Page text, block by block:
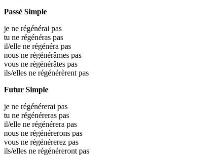
Passé Simple
je ne régénérai pas
tu ne régénéras pas
il/elle ne régénéra pas
nous ne régénérâmes pas
vous ne régénérâtes pas
ils/elles ne régénérèrent pas
Futur Simple
je ne régénérerai pas
tu ne régénéreras pas
il/elle ne régénérera pas
nous ne régénérerons pas
vous ne régénérerez pas
ils/elles ne régénéreront pas